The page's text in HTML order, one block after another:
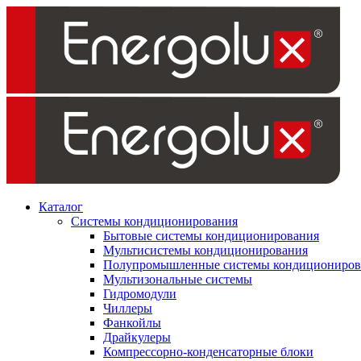
Каталог
Системы кондиционирования
Бытовые системы кондиционирования
Мультисистемы кондиционирования
Полупромышленные системы
Мультизональные системы
Гидромодули
Чиллеры
Фанкойлы
Драйкулеры
Компрессорно-конденсаторные блоки